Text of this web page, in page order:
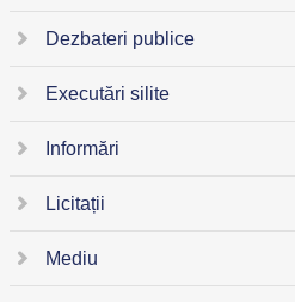
Dezbateri publice
Executări silite
Informări
Licitații
Mediu